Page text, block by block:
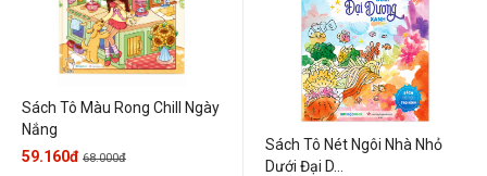
Sách Tô Màu Rong Chill Ngày
Nắng
59.160đ 68.000đ
Sách Tô Nét Ngôi Nhà Nhỏ
Dưới Đại D...